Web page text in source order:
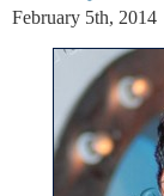
February 5th, 2014